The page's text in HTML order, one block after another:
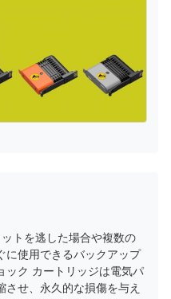
トを逃した場合や複数の
に使用できるバックアップ
ック カートリッジは電気パ
せ、永久的な損傷を与え